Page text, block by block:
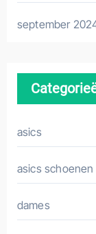
september
asics
asics schoenen
dames